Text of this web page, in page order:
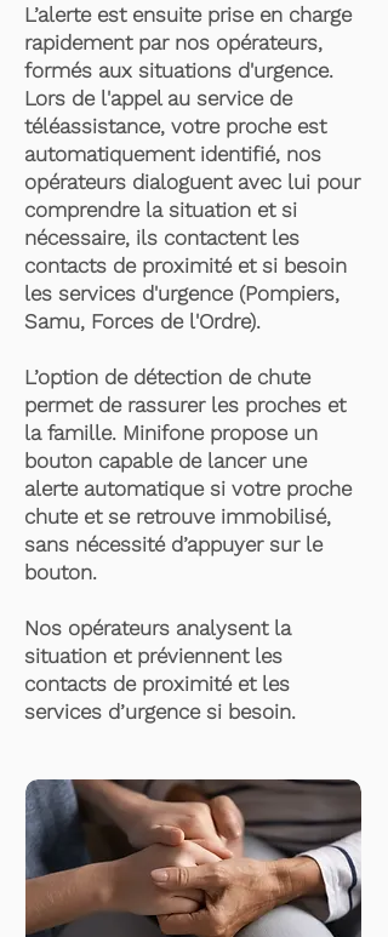
L’alerte est ensuite prise en charge
rapidement par nos opérateurs,
formés aux situations d'urgence.
Lors de l'appel au service de
téléassistance, votre proche est
automatiquement identifié, nos
opérateurs dialoguent avec lui pour
comprendre la situation et si
nécessaire, ils contactent les
contacts de proximité et si besoin
les services d'urgence (Pompiers,
Samu, Forces de l'Ordre).
L’option de détection de chute
permet de rassurer les proches et
la famille. Minifone propose un
bouton capable de lancer une
alerte automatique si votre proche
chute et se retrouve immobilisé,
sans nécessité d’appuyer sur le
bouton.
Nos opérateurs analysent la
situation et préviennent les
contacts de proximité et les
services d’urgence si besoin.